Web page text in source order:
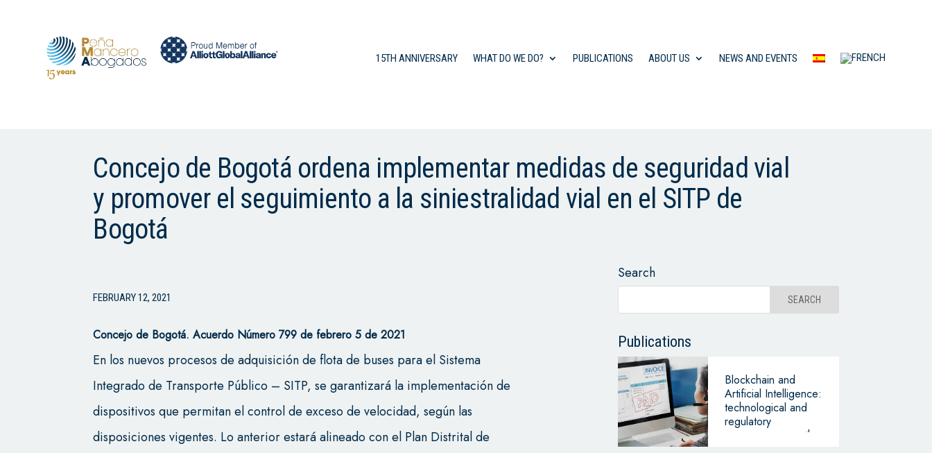
15TH ANNIVERSARY WHAT DO WE DO? PUBLICATIONS ABOUT US NEWS AND EVENTS
Concejo de Bogotá ordena implementar medidas de seguridad vial
y promover el seguimiento a la siniestralidad vial en el SITP de
Bogotá
FEBRUARY 12, 2021
Concejo de Bogotá.Acuerdo Número 799 de febrero 5 de 2021
En los nuevos procesos de adquisición de flota de buses para el Sistema
Integrado de Transporte Público – SITP, se garantizará la implementación de
dispositivos que permitan el control de exceso de velocidad, según las
disposiciones vigentes. Lo anterior estará alineado con el Plan Distrital de
Search
Publications
Blockchain and
Artificial Intelligence:
technological and
regulatory
convergence on the